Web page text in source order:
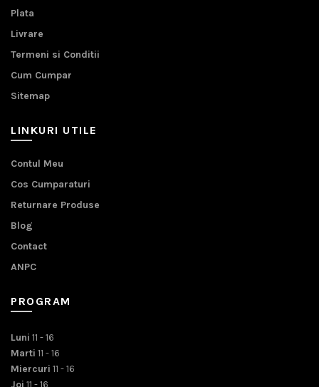
Plata
Livrare
Termeni si Conditii
Cum Cumpar
Sitemap
LINKURI UTILE
Contul Meu
Cos Cumparaturi
Returnare Produse
Blog
Contact
ANPC
PROGRAM
Luni 11 - 16
Marti 11 - 16
Miercuri 11 - 16